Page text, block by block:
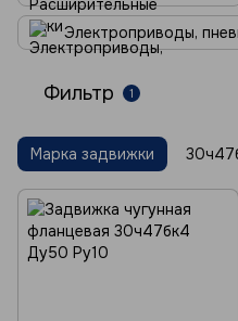
Электроприводы,
Фильтр 1
Марка задвижки